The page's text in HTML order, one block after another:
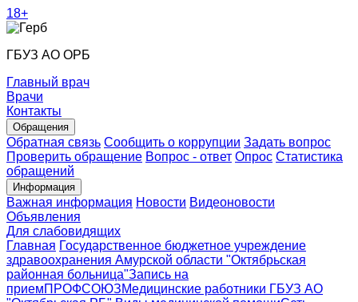
18+
ГБУЗ АО ОРБ
Главный врач
Врачи
Контакты
Обращения
Обратная связь Сообщить о коррупции Задать вопрос
Проверить обращение Вопрос - ответ Опрос Статистика
обращений
Информация
Важная информация Новости Видеоновости
Объявления
Для слабовидящих
Главная Государственное бюджетное учреждение
здравоохранения Амурской области "Октябрьская
районная больница"Запись на
приемПРОФСОЮЗМедицинские работники ГБУЗ АО